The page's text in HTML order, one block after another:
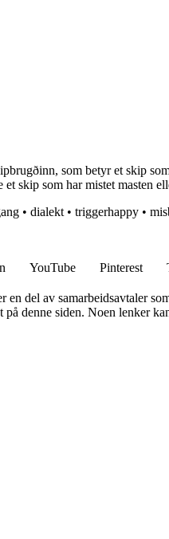
som betyr et skip
skip som har mistet masten
• dialekt • triggerhappy •
YouTube Pinterest
del av samarbeidsavtaler
denne siden. Noen lenker